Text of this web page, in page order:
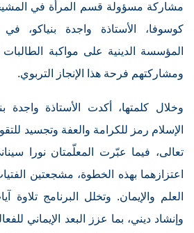
مشاركة مسؤولة قسم المرأة في
كوسوفا، الأستاذة واجدة بنياكو،
المؤسسة الدينية على مواكبة
ومشاركتهم فرحة هذا الإنجاز التربوي.
وخلال كلمتها، أكدت الأستاذة واجدة
الإسلام رمز للكرامة والعفة وتجسيد
تعالى، فيما عبّرت المعلّمتان نورا
اعتزازهما بهذه الخطوة، مشجعتين
العلم والإيمان. وتخلل البرنامج تلاوة
وإنشاد ديني، بما عزز البعد الإيماني